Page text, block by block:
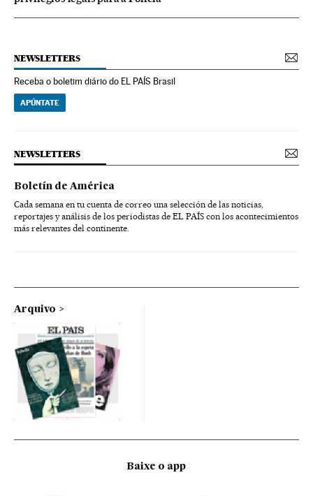
NEWSLETTERS
Receba o boletim diário do EL PAÍS Brasil
APÚNTATE
NEWSLETTERS
Boletín de América
Cada semana en tu cuenta de correo una selección de las noticias,
reportajes y análisis de los periodistas de EL PAÍS con los acontecimientos
más relevantes del continente.
Arquivo
Baixe o app